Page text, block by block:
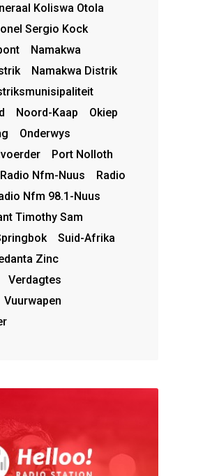
Koliswa Otola
Sergio Kock
Namakwa
Namakwa Distrik
Noord-Kaap
Okiep
Onderwys
Port Nolloth
Radio Nfm-Nuus
Radio
Nfm 98.1-Nuus
Timothy Sam
Suid-Afrika
Zinc
Verdagtes
Vuurwapen